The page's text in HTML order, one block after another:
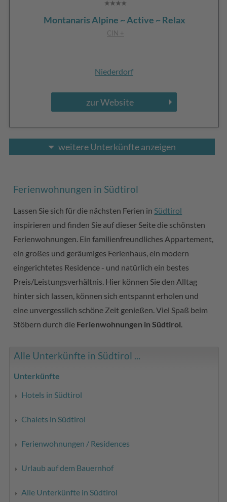
Montanaris Alpine ~ Active ~ Relax
CIN +
Niederdorf
zur Website
weitere Unterkünfte anzeigen
Ferienwohnungen in Südtirol
Lassen Sie sich für die nächsten Ferien in Südtirol
inspirieren und finden Sie auf dieser Seite die schönsten
Ferienwohnungen. Ein familienfreundliches Appartement,
ein großes und geräumiges Ferienhaus, ein modern
eingerichtetes Residence - und natürlich ein bestes
Preis/Leistungsverhältnis. Hier können Sie den Alltag
hinter sich lassen, können sich entspannt erholen und
eine unvergesslich schöne Zeit genießen. Viel Spaß beim
Stöbern durch die Ferienwohnungen in Südtirol
Alle Unterkünfte in Südtirol ...
Unterkünfte
Hotels in Südtirol
Chalets in Südtirol
Ferienwohnungen / Residences
Urlaub auf dem Bauernhof
Alle Unterkünfte in Südtirol